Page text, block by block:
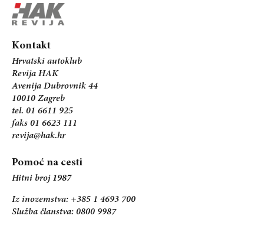
Kontakt
Hrvatski autoklub
Revija HAK
Avenija Dubrovnik 44
10010 Zagreb
tel. 01 6611 925
faks 01 6623 111
revija@hak.hr
Pomoć na cesti
Hitni broj 1987
Iz inozemstva: +385 1 4693 700
Služba članstva: 0800 9987